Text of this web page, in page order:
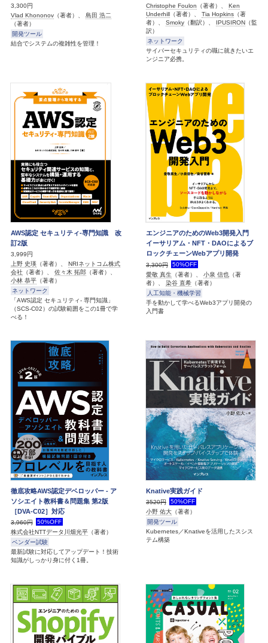
3,300円
Vlad Khononov （著者）、 島田 浩二
（著者）
開発ツール
結合でシステムの複雑性を管理！
Christophe Foulon （著者）、 Ken
Underhill
（著者）、 Tia Hopkins （著
者）、 Smoky （翻訳）、 IPUSIRON （監
訳）
ネットワーク
サイバーセキュリティの職に就きたいエ
ンジニア必携。
AWS認定 セキュリティ-専門知識 改
訂2版
3,999円
上野 史瑛 （著者）、 NRIネットコム株式
会社 （著者）、 佐々木 拓郎 （著者）、
小林 恭平 （著者）
ネットワーク
「AWS認定 セキュリティ- 専門知識」
（SCS-C02）の試験範囲をこの1冊で学
べる！
エンジニアのためのWeb3開発入門
イーサリアム・NFT・DAOによるブ
ロックチェーンWebアプリ開発
3,300円
50%OFF
愛敬 真生 （著者）、 小泉 信也 （著
者）、 染谷 直希 （著者）
人工知能・機械学習
手を動かして学べるWeb3アプリ開発の
入門書
徹底攻略AWS認定デベロッパー - ア
ソシエイト教科書＆問題集 第2版
［DVA-C02］対応
3,960円
50%OFF
株式会社NTTデータ川畑光平 （著者）
ベンダー試験
最新試験に対応してアップデート！技術
知識がしっかり身に付く1冊。
Knative実践ガイド
3520円
50%OFF
小野 佑大 （著者）
開発ツール
Kubernetes／Knativeを活用したスシス
テム構築